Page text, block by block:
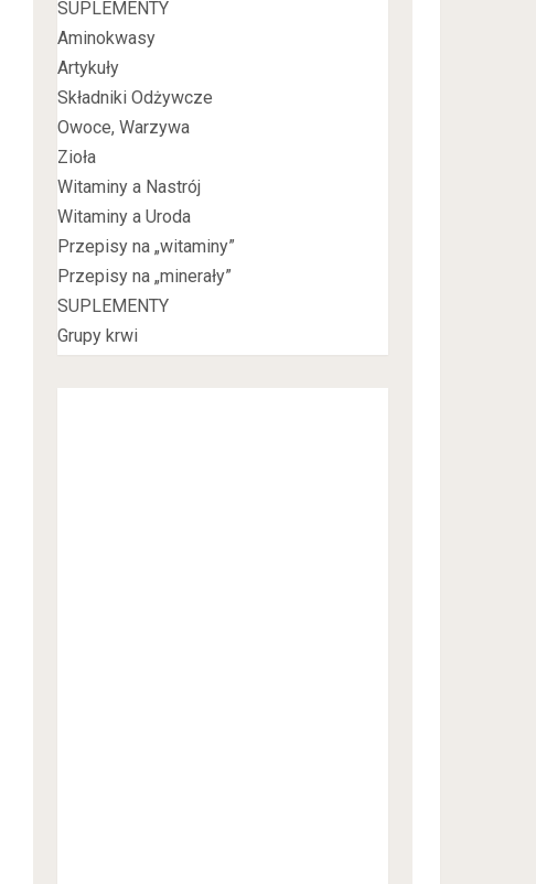
SUPLEMENTY
Aminokwasy
Artykuły
Składniki Odżywcze
Owoce, Warzywa
Zioła
Witaminy a Nastrój
Witaminy a Uroda
Przepisy na „witaminy”
Przepisy na „minerały”
SUPLEMENTY
Grupy krwi